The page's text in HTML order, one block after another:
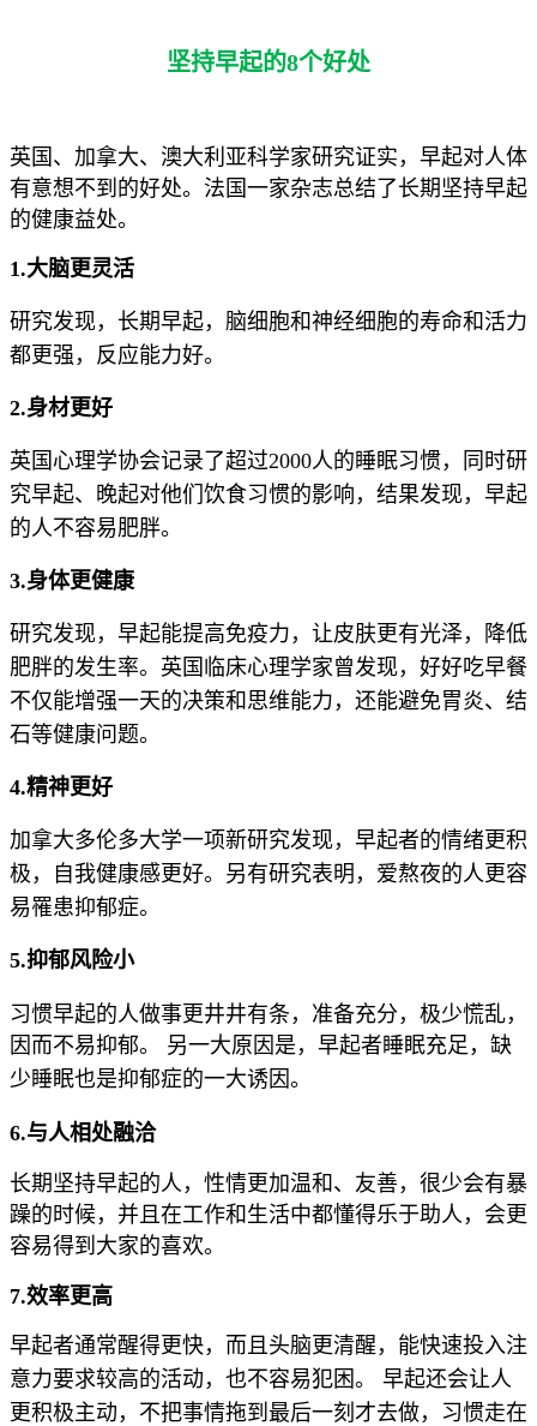
坚持早起的8个好处
英国、加拿大、澳大利亚科学家研究证实，早起对人体
有意想不到的好处。法国一家杂志总结了长期坚持早起
的健康益处。
1.大脑更灵活
研究发现，长期早起，脑细胞和神经细胞的寿命和活力
都更强，反应能力好。
2.身材更好
英国心理学协会记录了超过2000人的睡眠习惯，同时研
究早起、晚起对他们饮食习惯的影响，结果发现，早起
的人不容易肥胖。
3.身体更健康
研究发现，早起能提高免疫力，让皮肤更有光泽，降低
肥胖的发生率。 英国临床心理学家曾发现，好好吃早餐
不仅能增强一天的决策和思维能力，还能避免胃炎、结
石等健康问题。
4.精神更好
加拿大多伦多大学一项新研究发现，早起者的情绪更积
极，自我健康感更好。另有研究表明，爱熬夜的人更容
易罹患抑郁症。
5.抑郁风险小
习惯早起的人做事更井井有条，准备充分，极少慌乱，
因而不易抑郁。
另一大原因是，早起者睡眠充足，缺
少睡眠也是抑郁症的一大诱因。
6.与人相处融洽
长期坚持早起的人，性情更加温和、友善，很少会有暴
躁的时候，并且在工作和生活中都懂得乐于助人，会更
容易得到大家的喜欢。
7.效率更高
早起者通常醒得更快，而且头脑更清醒，能快速投入注
意力要求较高的活动，也不容易犯困。
早起还会让人
更积极主动，不把事情拖到最后一刻才去做，习惯走在